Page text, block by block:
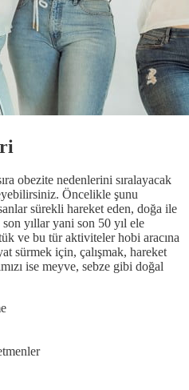
obezite nedenlerini sıralayacak
Öncelikle şunu
sürekli hareket eden, doğa ile
yıllar yani son 50 yıl ele
ve bu tür aktiviteler hobi aracına
sürmek için, çalışmak, hareket
ise meyve, sebze gibi doğal